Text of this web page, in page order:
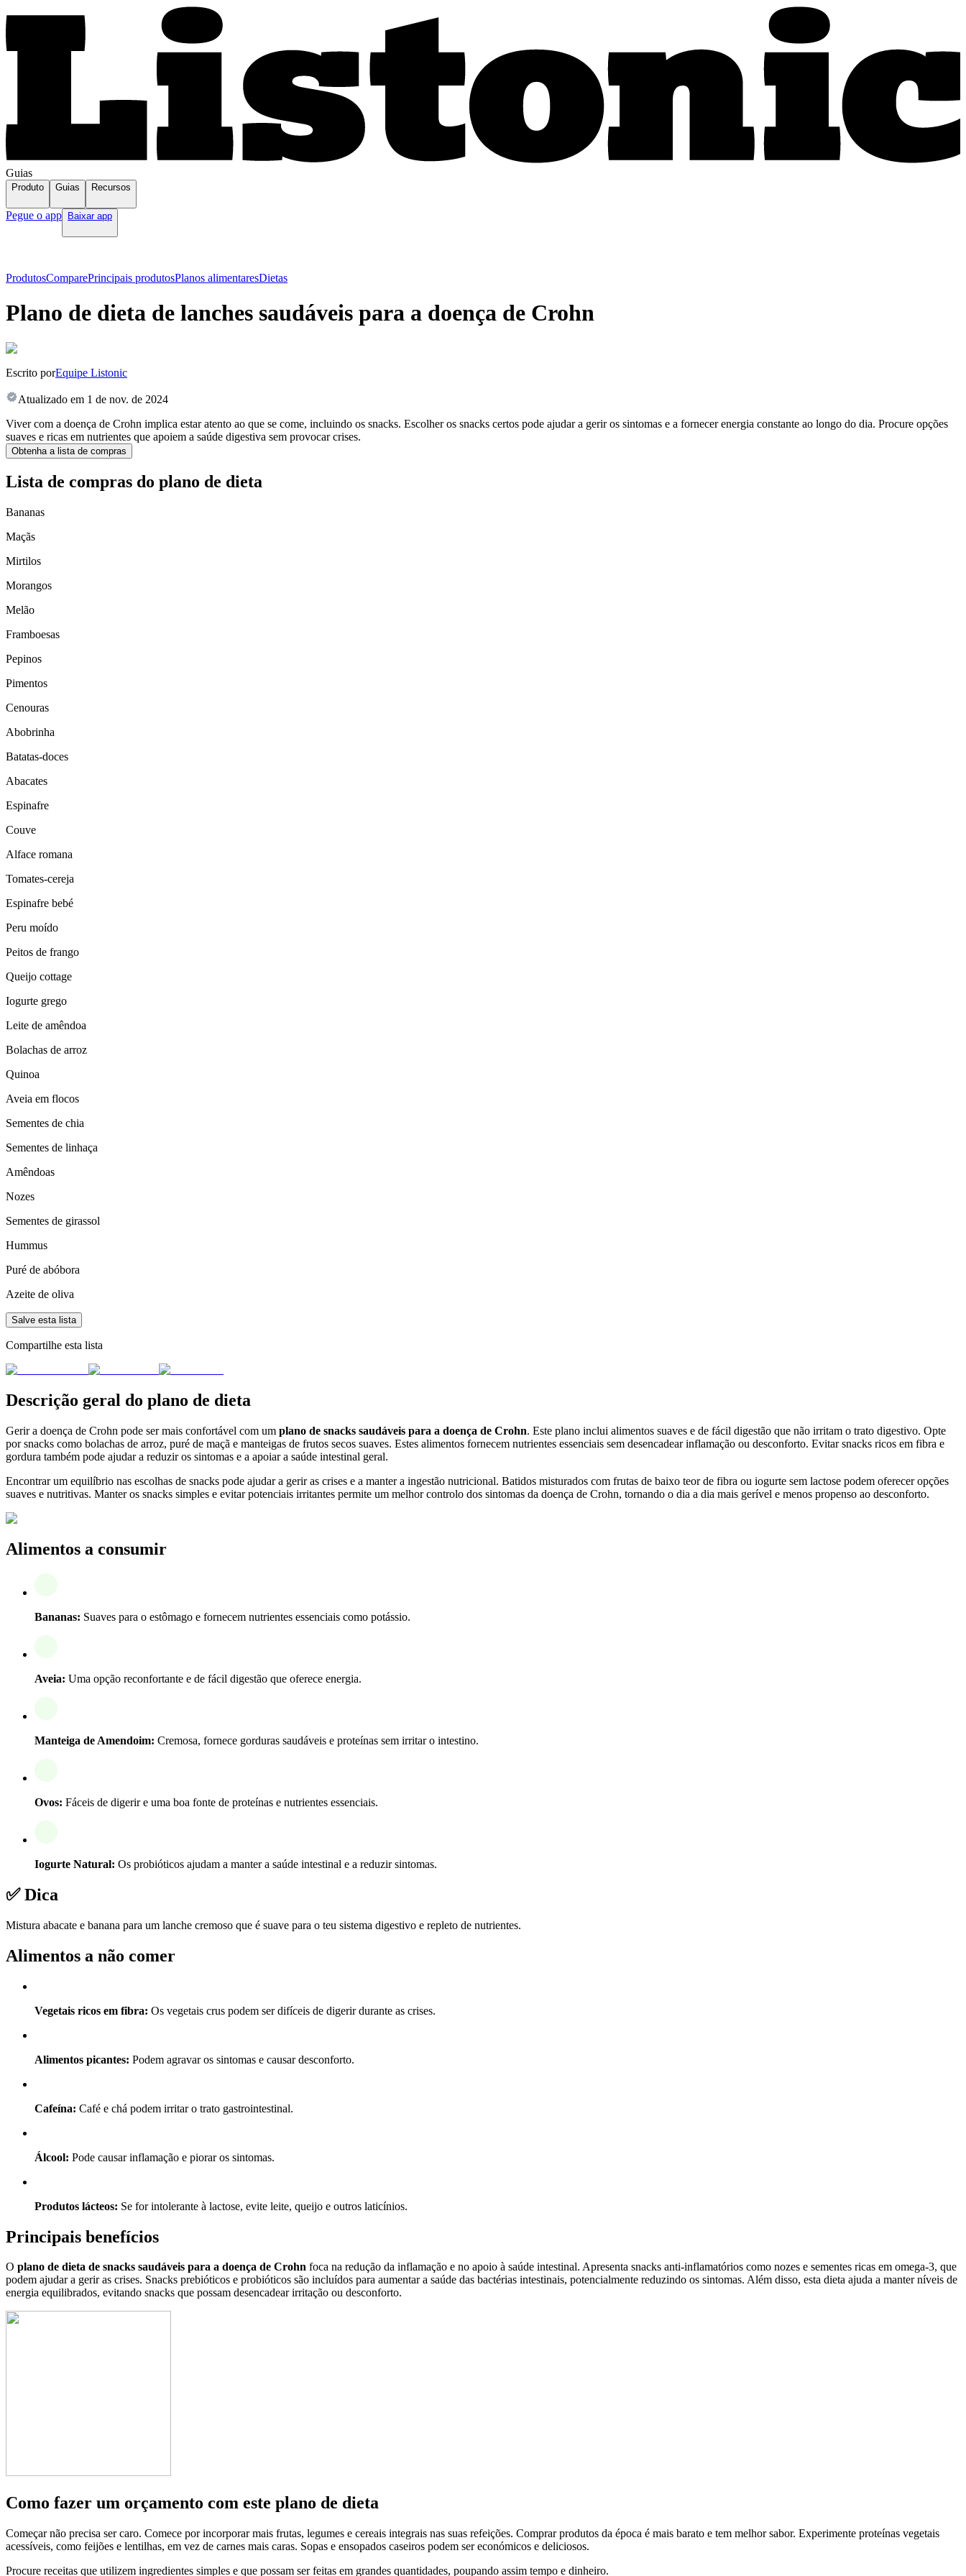
Guias
Produto Guias Recursos
Pegue o app Baixar app
ProdutosComparePrincipais produtosPlanos alimentaresDietas
Plano de dieta de lanches saudáveis para a doença de Crohn
Escrito porEquipe Listonic
Atualizado em 1 de nov. de 2024
Viver com a doença de Crohn implica estar atento ao que se come, incluindo os snacks. Escolher os snacks certos pode ajudar a gerir os sintomas e a fornecer energia constante ao longo do dia. Procure opções
suaves e ricas em nutrientes que apoiem a saúde digestiva sem provocar crises.
Obtenha a lista de compras
Lista de compras do plano de dieta
Bananas
Maçãs
Mirtilos
Morangos
Melão
Framboesas
Pepinos
Pimentos
Cenouras
Abobrinha
Batatas-doces
Abacates
Espinafre
Couve
Alface romana
Tomates-cereja
Espinafre bebé
Peru moído
Peitos de frango
Queijo cottage
Iogurte grego
Leite de amêndoa
Bolachas de arroz
Quinoa
Aveia em flocos
Sementes de chia
Sementes de linhaça
Amêndoas
Nozes
Sementes de girassol
Hummus
Puré de abóbora
Azeite de oliva
Salve esta lista
Compartilhe esta lista
Descrição geral do plano de dieta
Gerir a doença de Crohn pode ser mais confortável com um plano de snacks saudáveis para a doença de Crohn. Este plano inclui alimentos suaves e de fácil digestão que não irritam o trato digestivo. Opte
por snacks como bolachas de arroz, puré de maçã e manteigas de frutos secos suaves. Estes alimentos fornecem nutrientes essenciais sem desencadear inflamação ou desconforto. Evitar snacks ricos em fibra e
gordura também pode ajudar a reduzir os sintomas e a apoiar a saúde intestinal geral.
Encontrar um equilíbrio nas escolhas de snacks pode ajudar a gerir as crises e a manter a ingestão nutricional. Batidos misturados com frutas de baixo teor de fibra ou iogurte sem lactose podem oferecer opções
suaves e nutritivas. Manter os snacks simples e evitar potenciais irritantes permite um melhor controlo dos sintomas da doença de Crohn, tornando o dia a dia mais gerível e menos propenso ao desconforto.
Alimentos a consumir
Bananas: Suaves para o estômago e fornecem nutrientes essenciais como potássio.
Aveia: Uma opção reconfortante e de fácil digestão que oferece energia.
Manteiga de Amendoim: Cremosa, fornece gorduras saudáveis e proteínas sem irritar o intestino.
Ovos: Fáceis de digerir e uma boa fonte de proteínas e nutrientes essenciais.
Iogurte Natural: Os probióticos ajudam a manter a saúde intestinal e a reduzir sintomas.
✅ Dica
Mistura abacate e banana para um lanche cremoso que é suave para o teu sistema digestivo e repleto de nutrientes.
Alimentos a não comer
Vegetais ricos em fibra: Os vegetais crus podem ser difíceis de digerir durante as crises.
Alimentos picantes: Podem agravar os sintomas e causar desconforto.
Cafeína: Café e chá podem irritar o trato gastrointestinal.
Álcool: Pode causar inflamação e piorar os sintomas.
Produtos lácteos: Se for intolerante à lactose, evite leite, queijo e outros laticínios.
Principais benefícios
O plano de dieta de snacks saudáveis para a doença de Crohn foca na redução da inflamação e no apoio à saúde intestinal. Apresenta snacks anti-inflamatórios como nozes e sementes ricas em omega-3, que
podem ajudar a gerir as crises. Snacks prebióticos e probióticos são incluídos para aumentar a saúde das bactérias intestinais, potencialmente reduzindo os sintomas. Além disso, esta dieta ajuda a manter níveis de
energia equilibrados, evitando snacks que possam desencadear irritação ou desconforto.
Como fazer um orçamento com este plano de dieta
Começar não precisa ser caro. Comece por incorporar mais frutas, legumes e cereais integrais nas suas refeições. Comprar produtos da época é mais barato e tem melhor sabor. Experimente proteínas vegetais
acessíveis, como feijões e lentilhas, em vez de carnes mais caras. Sopas e ensopados caseiros podem ser económicos e deliciosos.
Procure receitas que utilizem ingredientes simples e que possam ser feitas em grandes quantidades, poupando assim tempo e dinheiro.